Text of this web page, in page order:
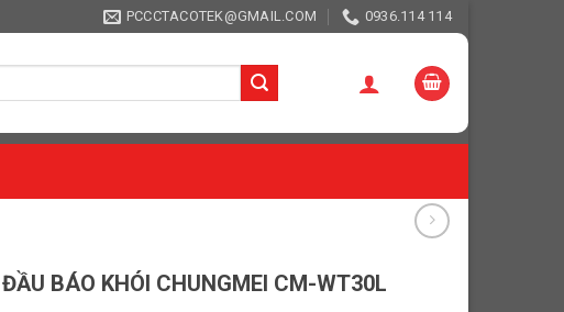
PCCCTACOTEK@GMAIL.COM 0936.114 114
ĐẦU BÁO KHÓI CHUNGMEI CM-WT30L